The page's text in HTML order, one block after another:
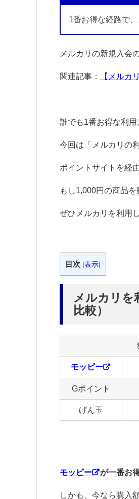
1番お得な経路で
メルカリの新規入会
関連記事： 【メルカ
誰でも1番お得な利用
今回は「メルカリの
ポイントサイトを経
もし1,000円の商品
ぜひメルカリを利用
目次 [表示]
メルカリを
比較）
モッピー
Gポイント
げん玉
モッピー が一番お
しかも、今なら購入